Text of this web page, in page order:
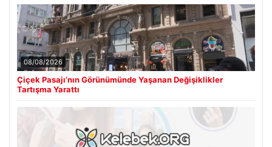
08/08/2026
Çiçek Pasajı’nın Görünümünde Yaşanan Değişiklikler
Tartışma Yarattı